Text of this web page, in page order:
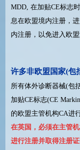
MDD, 在加贴CE标志
息在欧盟境内注册，
内注册，以免进入欧盟
许多非欧盟国家(包
所有体外诊断器械(包
加贴CE标志(CE
的欧盟主管机构CA进
在英国，必须在主管
进行注册并取得注册证